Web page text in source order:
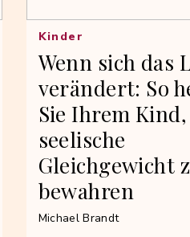
Wenn sich das
verändert: So
Sie Ihrem Kind,
seelische
Gleichgewicht
bewahren
Kinder
Michael Brandt